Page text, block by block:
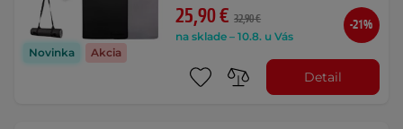
Novinka Akcia
25,90 € 32,90 €
na sklade – 10.8. u Vás
-21%
Detail